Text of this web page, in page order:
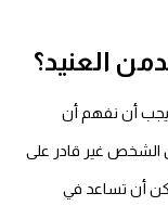
العنيد؟
أن نفهم أن
الشخص غير قادر على
أن تساعد في